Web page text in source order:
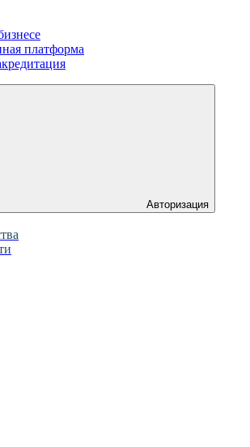
платформа
Авторизация